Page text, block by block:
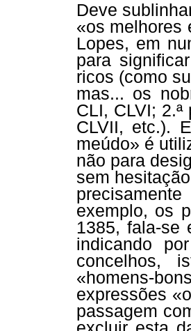
Deve
«os melhores
Lopes, em
para
ricos (como
mas... os
CLI, CLVI;
CLVII, etc.).
meúdo» é
não para
sem
exemplo, os
1385, fala-se
indicando
concelhos,
«homens-
expressões
passagem